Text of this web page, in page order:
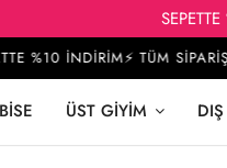
İNDİRİM⚡ TÜM
ÜST GIYIM